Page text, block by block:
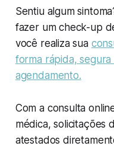
Sentiu algum
fazer um check-up
você realiza sua
forma rápida,
agendamento.
Com a consulta
médica, solicitações
atestados